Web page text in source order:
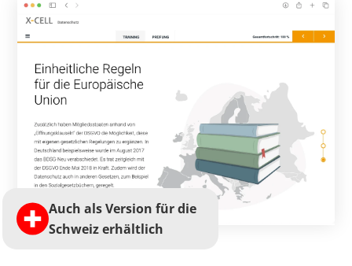
Auch als Version für die
Schweiz erhältlich